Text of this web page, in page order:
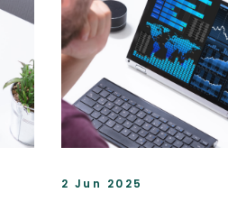
2 Jun 2025